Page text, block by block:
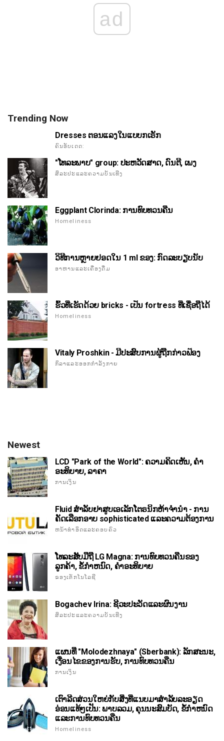
ad
Trending Now
Dresses ຕອນແລງໃນແບບກເຣັກ
ຄົນອັບເດດ:
"ໂທລະພາບ" group: ປະຫວັດສາດ, ດົນຕີ, ເພງ
ສິລະປະແລະຄວາມບັນເທີງ
Eggplant Clorinda: ການທົບທວນຄືນ
Homeliness
ວິທີການຫຼາຍຢອດໃນ 1 ml ຂອງ: ກົດລະບຽບນັບ
ອາຫານແລະເຄື່ອງດື່ມ
ຮົ້ວທີ່ເຮັດດ້ວຍ bricks - ເປັນ fortress ທີ່ເຊື່ອຖືໄດ້
Homeliness
Vitaly Proshkin - ມີປະສົບການຜູ້ຖືກກ່າວຟ້ອງ
ກິລາແລະອອກກໍາລັງກາຍ
Newest
LCD "Park of the World": ຄວາມຄິດເຫັນ, ຄໍາ
ອະທິບາຍ, ລາຄາ
ການເງິນ
Fluid ສໍາລັບຢາສູບເອເລັກໂຕຣນິກຫ້າຈໍານໍາ - ການ
ຄັດເລືອກອາບ sophisticated ແລະຄວາມຕ້ອງການ
ຫນ້າທໍາອິດແລະຄອບຄົວ
ໂທລະສັບມືຖື LG Magna: ການທົບທວນຄືນຂອງ
ລູກຄ້າ, ຂໍ້ກໍາຫນົດ, ຄໍາອະທິບາຍ
ຂອງເຕັກໂນໂລຊີ
Bogachev Irina: ຊີວະປະວັດແລະຜົນງານ
ສິລະປະແລະຄວາມບັນເທີງ
ແຜນທີ່ "Molodezhnaya" (Sberbank): ລັກສະນະ,
ເງື່ອນໄຂຂອງການຮັບ, ການທົບທວນຄືນ
ການເງິນ
ເຕົາລີດສ່ວນໃຫຍ່ກັບສິ່ງທີ່ແນບມາສໍາລັບລະອຽດ
ອ່ອນແທ້ໆເປັນ: ພາບລວມ, ຄຸນນະສົມບັດ, ຂໍ້ກໍາຫນົດ
ແລະການທົບທວນຄືນ
Homeliness